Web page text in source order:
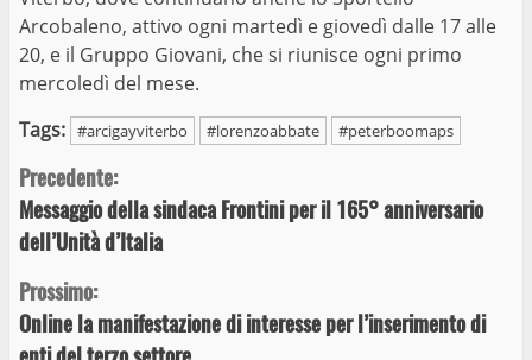
Arcobaleno, attivo ogni martedì e giovedì dalle 17 alle
20, e il Gruppo Giovani, che si riunisce ogni primo
mercoledì del mese.
Tags: #arcigayviterbo #lorenzoabbate #peterboomaps
Continue
Reading
Precedente:
Messaggio della sindaca Frontini per il 165° anniversario
dell’Unità d’Italia
Prossimo:
Online la manifestazione di interesse per l’inserimento di